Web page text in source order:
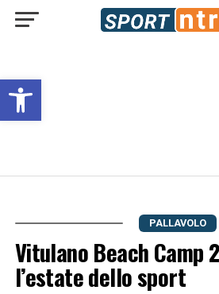
Open toolbar
PALLAVOLO
Vitulano Beach Camp
l’estate dello sport